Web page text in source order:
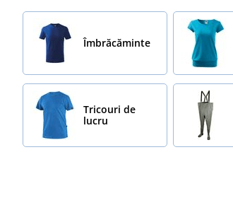
Îmbrăcăminte
Tricouri de
lucru